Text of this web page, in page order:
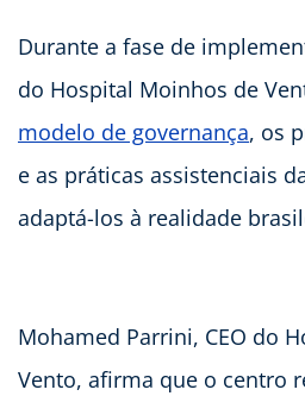
Durante a fase de
do Hospital Moinhos de
modelo de governança, os
e as práticas assistenciais
adaptá-los à realidade
Mohamed Parrini, CEO do
Vento, afirma que o centro